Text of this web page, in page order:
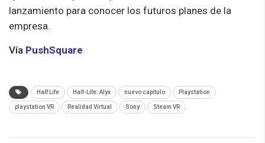
lanzamiento para conocer los futuros planes de la
empresa.
Vía PushSquare
Half Life Half-Life: Alyx nuevo capítulo Playstation
playstation VR Realidad Virtual Sony Steam VR